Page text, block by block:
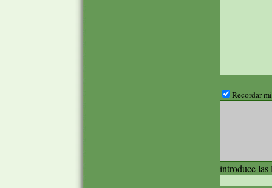
Recordar
introduce las